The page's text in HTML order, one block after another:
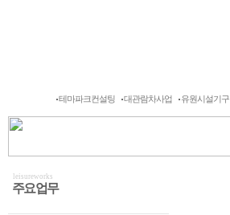
테마파크컨설팅 대관람차사업 유원시설기구
leisureworks
주요업무